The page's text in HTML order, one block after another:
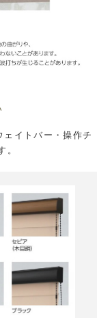
イトバー・操作チ
。